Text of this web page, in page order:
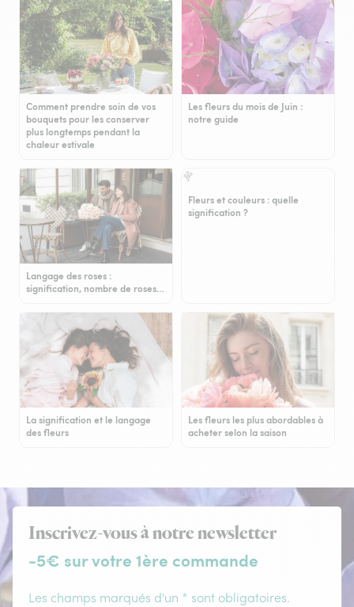
Comment prendre soin de vos
bouquets pour les conserver
plus longtemps pendant la
chaleur estivale
Les fleurs du mois de Juin :
notre guide
Langage des roses :
signification, nombre de roses…
Fleurs et couleurs : quelle
signification ?
La signification et le langage
des fleurs
Les fleurs les plus abordables à
acheter selon la saison
Inscrivez-vous à notre newsletter
-5€ sur votre 1ère commande
Les champs marqués d'un * sont obligatoires.